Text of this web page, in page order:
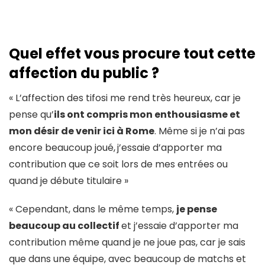
Quel effet vous procure tout cette
affection du public ?
« L’affection des tifosi me rend très heureux, car je
pense qu’ils ont compris mon enthousiasme et
mon désir de venir ici à Rome. Même si je n’ai pas
encore beaucoup joué,j’essaie d’apporter ma
contribution que ce soit lors de mes entrées ou
quand je débute titulaire »
« Cependant, dans le même temps, je pense
beaucoup au collectifet j’essaie d’apporter ma
contribution même quand je ne joue pas, car je sais
que dans une équipe, avec beaucoup de matchs et